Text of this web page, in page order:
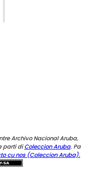
Archivo Nacional Aruba,
parti diColeccion Aruba. Pa
cu nos (Coleccion Aruba).